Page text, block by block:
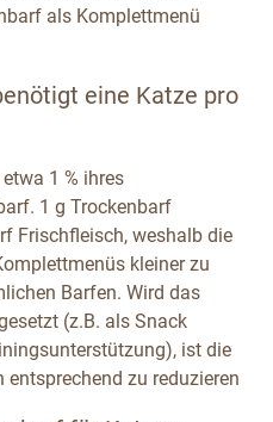
als Komplettmenü
eine Katze pro
1 % ihres
1 g Trockenbarf
Frischfleisch, weshalb die
kleiner zu
Barfen. Wird das
(z.B. als Snack
ist die
zu reduzieren